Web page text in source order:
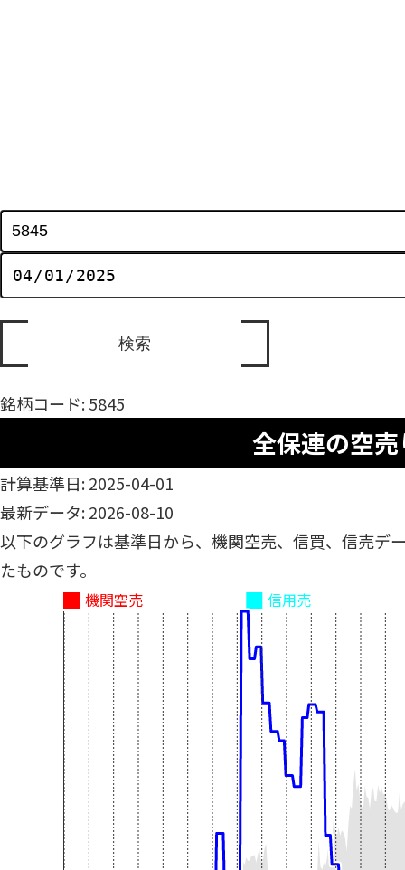
銘柄コード: 5845
全保連の空
計算基準日: 2025-04-01
最新データ: 2026-08-10
以下のグラフは基準日から、機関空売、信買、信売デ
たものです。
機関空売 信用売